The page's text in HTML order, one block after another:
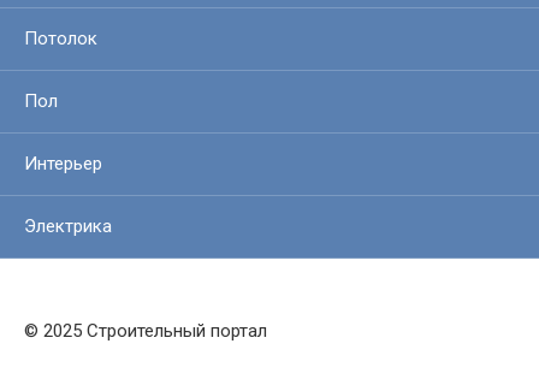
Потолок
Пол
Интерьер
Электрика
© 2025 Строительный портал